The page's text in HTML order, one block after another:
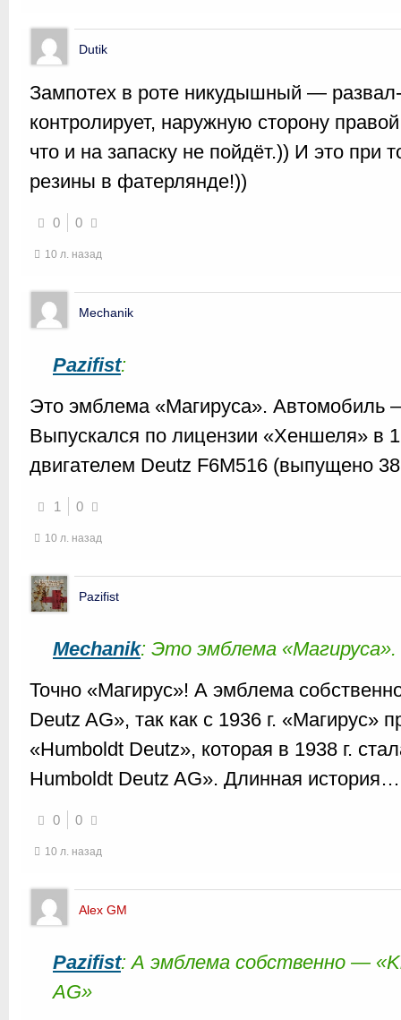
Dutik
Зампотех в роте никудышный —
контролирует, наружную сторону
что и на запаску не пойдёт.)) И это при
резины в фатерлянде!))
0 0
10 л. назад
Mechanik
Pazifist:
Это эмблема «Магируса». Автомобиль
Выпускался по лицензии «Хеншеля» в
двигателем Deutz F6M516 (выпущено
1 0
10 л. назад
Pazifist
Mechanik: Это эмблема «Магируса».
Точно «Магирус»! А эмблема
Deutz AG», так как с 1936 г. «Магирус»
«Humboldt Deutz», которая в 1938 г.
Humboldt Deutz AG». Длинная история…
0 0
10 л. назад
Alex GM
Pazifist: А эмблема собственно —
AG»